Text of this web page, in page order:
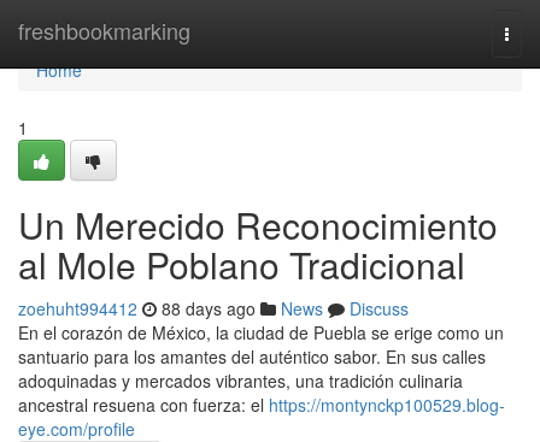
freshbookmarking
Home
Home
1
Un Merecido Reconocimiento
al Mole Poblano Tradicional
zoehuht994412 88 days ago News
Discuss
En el corazón de México, la ciudad de Puebla se erige como un
santuario para los amantes del auténtico sabor. En sus calles
adoquinadas y mercados vibrantes, una tradición culinaria
ancestral resuena con fuerza: el https://montynckp100529.blog-
eye.com/profile